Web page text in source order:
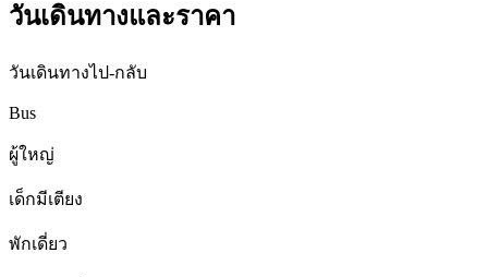
วันเดินทางและราคา
วันเดินทางไป-กลับ
Bus
ผู้ใหญ่
เด็กมีเตียง
พักเดี่ยว